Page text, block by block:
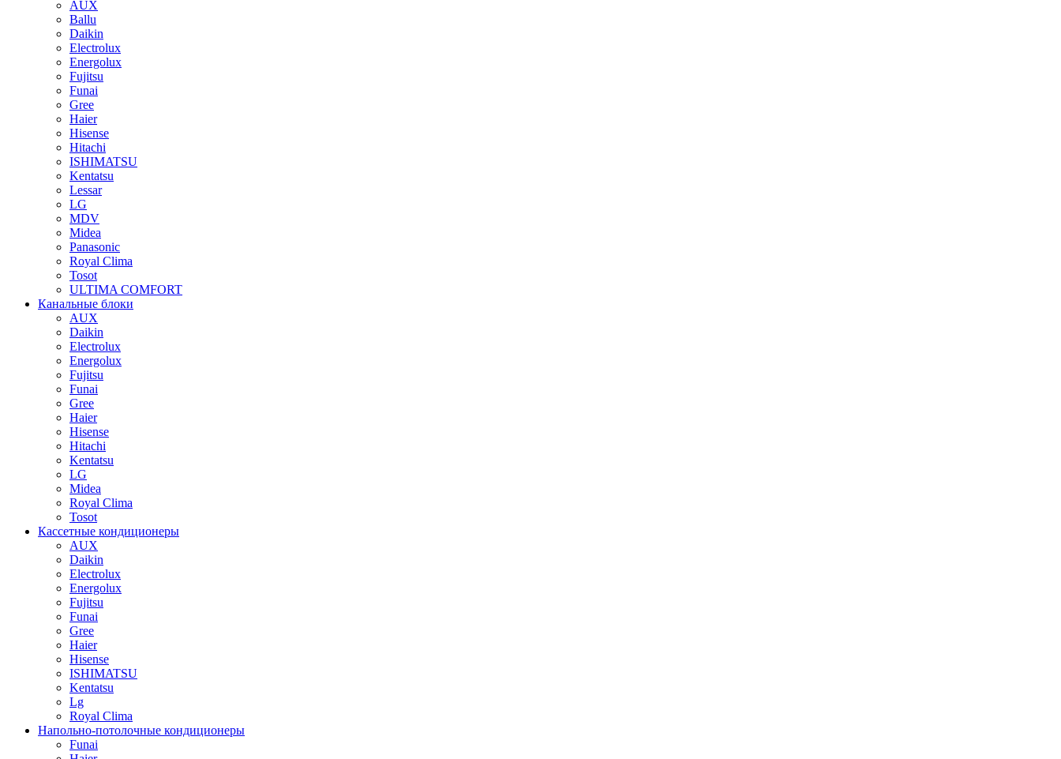
AUX
Ballu
Daikin
Electrolux
Energolux
Fujitsu
Funai
Gree
Haier
Hisense
Hitachi
ISHIMATSU
Kentatsu
Lessar
LG
MDV
Midea
Panasonic
Royal Clima
Tosot
ULTIMA COMFORT
Канальные блоки
AUX
Dаikin
Electrolux
Energolux
Fujitsu
Funai
Gree
Haier
Hisense
Hitachi
Kentatsu
LG
Midea
Royal Clima
Tosot
Кассетные кондиционеры
AUX
Daikin
Electrolux
Energolux
Fujitsu
Funai
Gree
Haier
Hisense
ISHIMATSU
Kentatsu
Lg
Royal Clima
Напольно-потолочные кондиционеры
Funai